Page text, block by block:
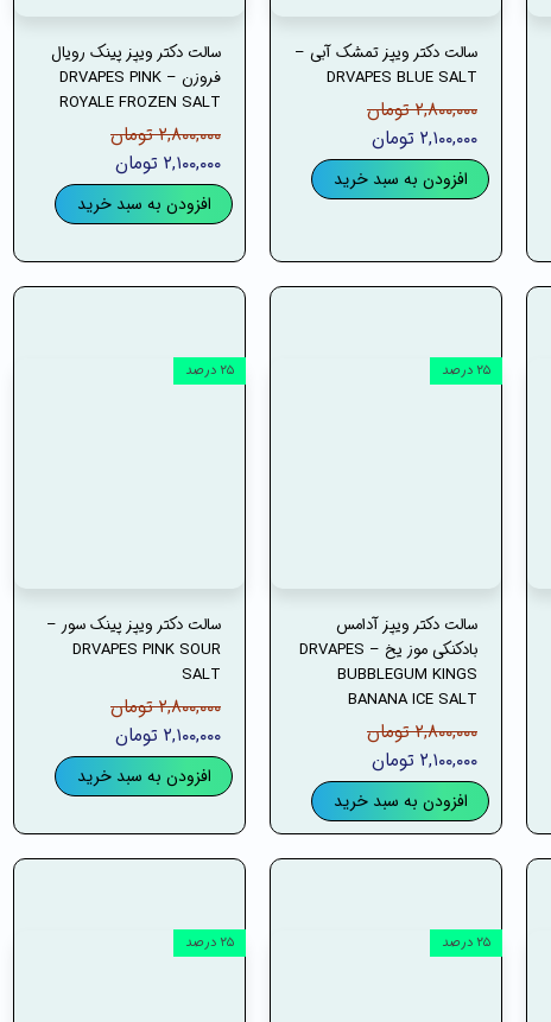
سالت دکتر ویپز تمشک آبی –
DRVAPES BLUE SALT
۲,۸۰۰,۰۰۰ تومان
۲,۱۰۰,۰۰۰ تومان
افزودن به سبد خرید
سالت دکتر ویپز پینک رویال
فروزن – DRVAPES PINK
ROYALE FROZEN SALT
۲,۸۰۰,۰۰۰ تومان
۲,۱۰۰,۰۰۰ تومان
افزودن به سبد خرید
سالت دکتر ویپز آدامس
بادکنکی موز یخ – DRVAPES
BUBBLEGUM KINGS
BANANA ICE SALT
۲,۸۰۰,۰۰۰ تومان
۲,۱۰۰,۰۰۰ تومان
افزودن به سبد خرید
۲۵ درصد
سالت دکتر ویپز پینک سور –
DRVAPES PINK SOUR
SALT
۲,۸۰۰,۰۰۰ تومان
۲,۱۰۰,۰۰۰ تومان
افزودن به سبد خرید
۲۵ درصد
۲۵ درصد ۲۵ درصد